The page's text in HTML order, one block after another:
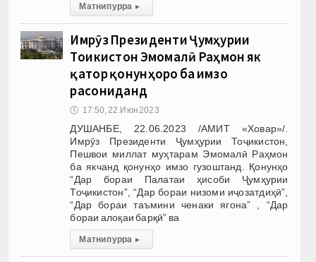
Матни пурра ▸
Имрӯз Президенти Ҷумҳурии
Тоҷикистон Эмомалӣ Раҳмон як
қатор қонунҳоро ба имзо
расониданд
🕔 17:50, 22.Июн 2023
ДУШАНБЕ, 22.06.2023 /АМИТ «Ховар»/.
Имрӯз Президенти Ҷумҳурии Тоҷикистон,
Пешвои миллат муҳтарам Эмомалӣ Раҳмон
ба якчанд қонунҳо имзо гузоштанд. Қонунҳо
“Дар бораи Палатаи ҳисоби Ҷумҳурии
Тоҷикистон”, “Дар бораи низоми иҷозатдиҳӣ”,
“Дар бораи таъмини ченаки ягона” , “Дар
бораи алоқаи барқӣ” ва
Матни пурра ▸